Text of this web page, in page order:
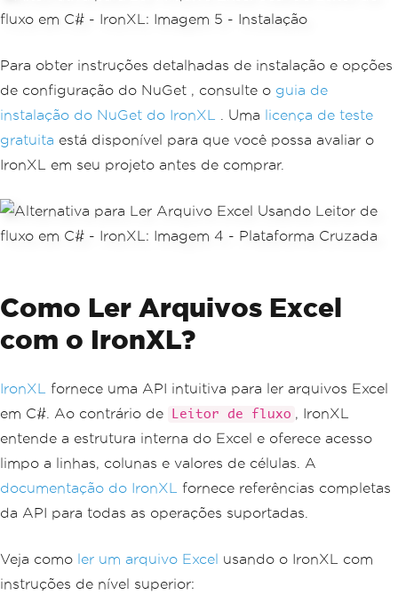
Para obter instruções detalhadas de instalação e opções
de configuração do NuGet , consulte o guia de
instalação do NuGet do IronXL
. Uma licença de teste
gratuita está disponível para que você possa avaliar o
IronXL em seu projeto antes de comprar.
Como Ler Arquivos Excel
com o IronXL?
IronXL
fornece uma API intuitiva para ler arquivos Excel
em C#. Ao contrário de
Leitor de fluxo , IronXL
entende a estrutura interna do Excel e oferece acesso
limpo a linhas, colunas e valores de células. A
documentação do IronXL
fornece referências completas
da API para todas as operações suportadas.
Veja como ler um arquivo Excel usando o IronXL com
instruções de nível superior: